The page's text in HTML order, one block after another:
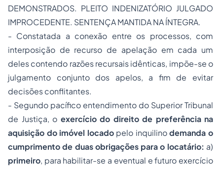
DEMONSTRADOS. PLEITO INDENIZATÓRIO JULGADO
IMPROCEDENTE. SENTENÇA MANTIDA NA ÍNTEGRA.
- Constatada a conexão entre os processos, com
interposição de recurso de apelação em cada um
deles contendo razões recursais idênticas, impõe-se o
julgamento conjunto dos apelos, a fim de evitar
decisões conflitantes.
- Segundo pacífico entendimento do Superior Tribunal
de Justiça, o exercício do direito de preferência na
aquisição do imóvel locadopelo inquilinodemanda o
cumprimento de duas obrigações para o locatário: a)
primeiro, para habilitar-se a eventual e futuro exercício